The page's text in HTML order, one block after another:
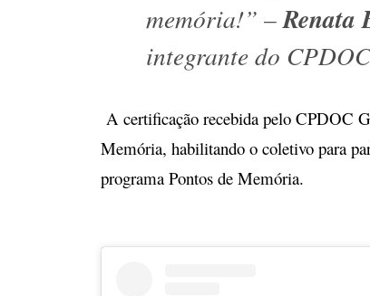
memória!” –Renata
integrante do
A certificação recebida pelo CPDOC
Memória, habilitando o coletivo para
programa Pontos de Memória.